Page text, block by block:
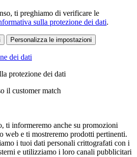
ti preghiamo di verificare le
sulla protezione dei dati.
Personalizza le impostazioni
dei dati
protezione dei dati
il customer match
ti informeremo anche su promozioni
web e ti mostreremo prodotti pertinenti.
i tuoi dati personali crittografati con i
e utilizziamo i loro canali pubblicitari